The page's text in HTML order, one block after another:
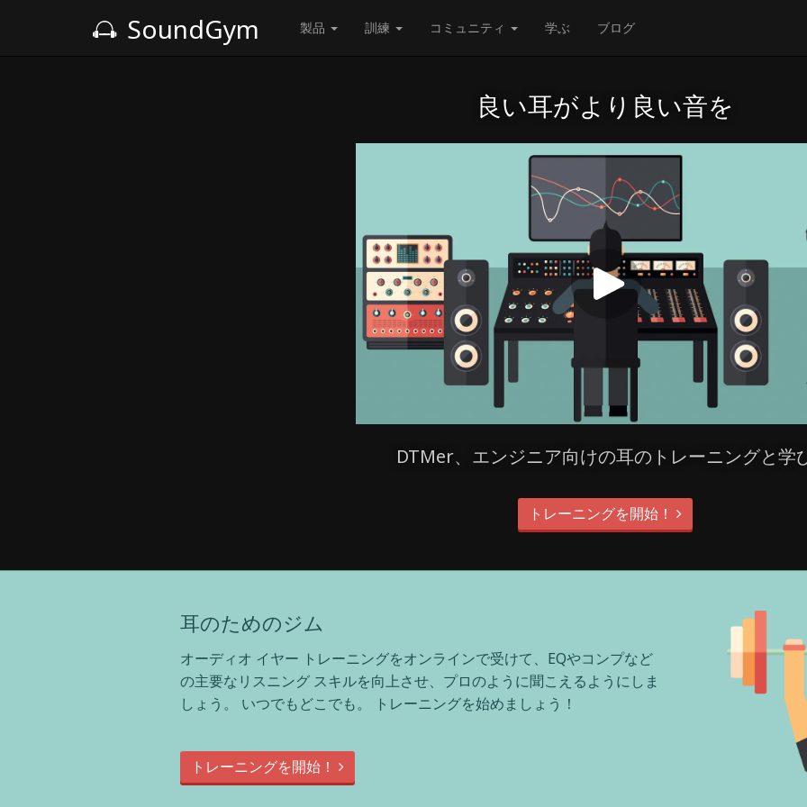
SoundGym 製品 訓練 コミュニティ 学ぶ ブログ
良い耳がより良い音を
DTMer、エンジニア向けの耳のトレーニングと学
トレーニングを開始！
耳のためのジム
オーディオ イヤー トレーニングをオンラインで受けて、EQやコンプなど
の主要なリスニング スキルを向上させ、プロのように聞こえるようにしま
しょう。 いつでもどこでも。 トレーニングを始めましょう！
トレーニングを開始！